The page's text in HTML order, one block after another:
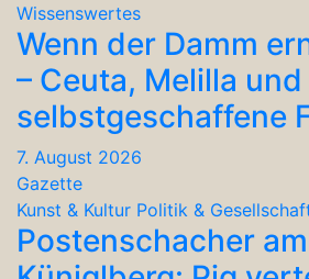
Wissenswertes
Wenn der Damm
– Ceuta, Melilla
selbstgeschaffene
7. August 2026
Gazette
Kunst & Kultur Politik &
Postenschacher am